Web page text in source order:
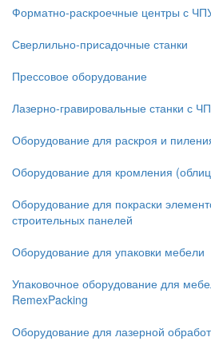
Форматно-раскроечные центры с
Сверлильно-присадочные станки
Прессовое оборудование
Лазерно-гравировальные станки с
Оборудование для раскроя и
Оборудование для кромления
Оборудование для покраски
строительных панелей
Оборудование для упаковки мебели
Упаковочное оборудование для
RemexPacking
Оборудование для лазерной